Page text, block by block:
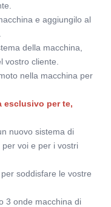
viso, r
e
online, Supporto
messa
del laser del ND
e aggiungilo al
della macchina,
vostro cliente.
nella macchina per
esclusivo per te,
nuovo sistema di
voi e per i vostri
soddisfare le vostre
3 onde macchina di